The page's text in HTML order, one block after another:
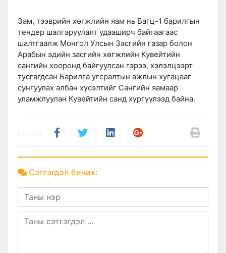
Зам, тээврийн хөгжлийн яам нь Багц-1 барилгын
тендер шалгаруулалт удааширч байгаагаас
шалтгаалж Монгол Улсын Засгийн газар болон
Арабын эдийн засгийн хөгжлийн Кувейтийн
сангийн хооронд байгуулсан гэрээ, хэлэлцээрт
тусгагдсан Барилга угсралтын ажлын хугацааг
сунгуулах албан хүсэлтийг Сангийн яамаар
уламжлуулан Кувейтийн санд хүргүүлээд байна.
Сэтгэгдэл бичих: